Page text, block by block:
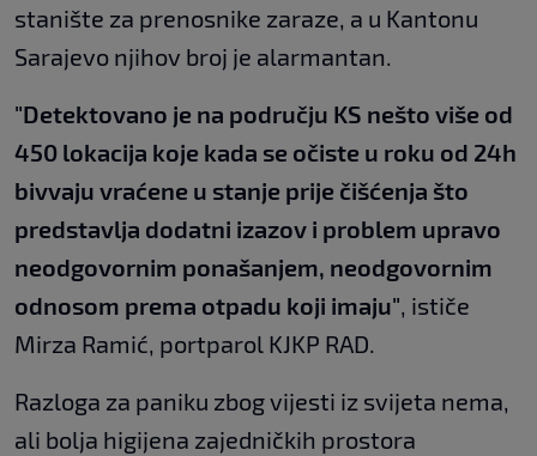
stanište za prenosnike zaraze, a u Kantonu
Sarajevo njihov broj je alarmantan.
"Detektovano je na području KS nešto više od
450 lokacija koje kada se očiste u roku od 24h
bivvaju vraćene u stanje prije čišćenja što
predstavlja dodatni izazov i problem upravo
neodgovornim ponašanjem, neodgovornim
odnosom prema otpadu koji imaju", ističe
Mirza Ramić, portparol KJKP RAD.
Razloga za paniku zbog vijesti iz svijeta nema,
ali bolja higijena zajedničkih prostora